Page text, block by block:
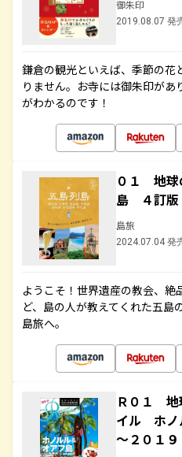
御朱印
2019.08.07 発
鎌倉の観光といえば、季節の花
りません。お寺には御朱印があ
がわかるのです！
０１ 地
島 ４訂版
島旅
2024.07.04 発
ようこそ！世界遺産の教会、絶
ど、島の人が教えてくれた五島
島旅へ。
Ｒ０１ 地
イル ホノ
～２０１９